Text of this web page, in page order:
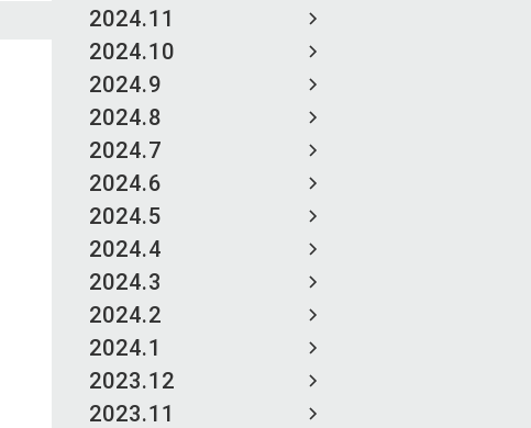
2024.11
2024.10
2024.9
2024.8
2024.7
2024.6
2024.5
2024.4
2024.3
2024.2
2024.1
2023.12
2023.11